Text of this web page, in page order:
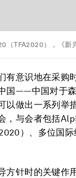
（TFA2020），《新
有意识地在采购
国——中国对于
以做出一系列举
，与会者包括
）、多位国
方针时的关键作